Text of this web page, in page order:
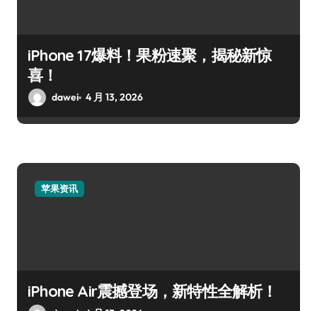
iPhone 17爆料！果粉速聚，揭秘新惊
喜！
dawei 4 月 13, 2026
苹果资讯
iPhone Air震撼登场，新特性全解析！